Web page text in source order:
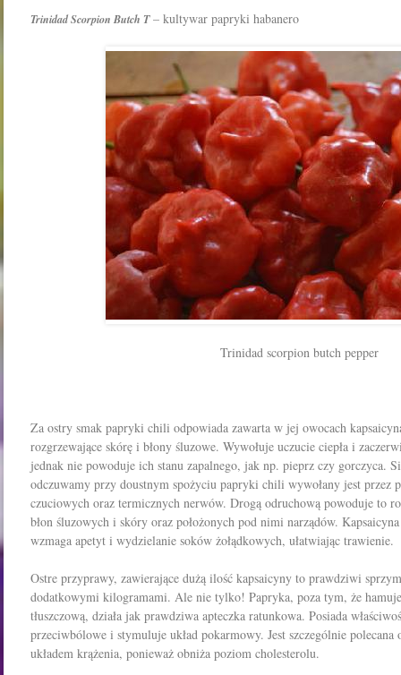
Trinidad Scorpion Butch T– kultywar papryki habanero
Trinidad scorpion butch pepper
Za ostry smak papryki chili odpowiada zawarta w jej owocach
rozgrzewające skórę i błony śluzowe. Wywołuje uczucie ciepła i
jednak nie powoduje ich stanu zapalnego, jak np. pieprz czy gorczyca.
odczuwamy przy doustnym spożyciu papryki chili wywołany jest przez
czuciowych oraz termicznych nerwów. Drogą odruchową powoduje to
błon śluzowych i skóry oraz położonych pod nimi narządów.
wzmaga apetyt i wydzielanie soków żołądkowych, ułatwiając trawienie.
Ostre przyprawy, zawierające dużą ilość kapsaicyny to prawdziwi
dodatkowymi kilogramami. Ale nie tylko! Papryka, poza tym, że
tłuszczową, działa jak prawdziwa apteczka ratunkowa. Posiada
przeciwbólowe i stymuluje układ pokarmowy. Jest szczególnie
układem krążenia, ponieważ obniża poziom cholesterolu.